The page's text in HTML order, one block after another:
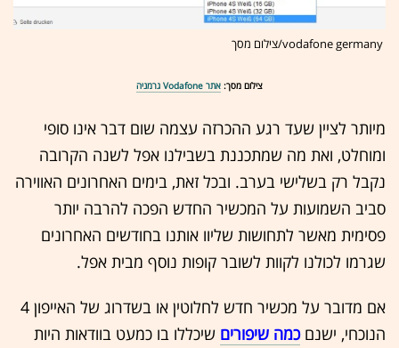
צילום מסך: אתר Vodafone גרמניה
מיותר לציין שעד רגע ההכרזה עצמה שום דבר אינו סופי
ומוחלט, ואת מה שמתכננת בשבילנו אפל לשנה הקרובה
נקבל רק בשלישי בערב. ובכל זאת, בימים האחרונים האווירה
סביב השמועות על המכשיר החדש הפכה להרבה יותר
פסימית מאשר לתחושות שליוו אותנו בחודשים האחרונים
שגרמו לכולנו לקוות לשובר קופות נוסף מבית אפל.
אם מדובר על מכשיר חדש לחלוטין או בשדרוג של האייפון 4
הנוכחי, ישנםכמה שיפורים שיכללו בו כמעט בוודאות היות